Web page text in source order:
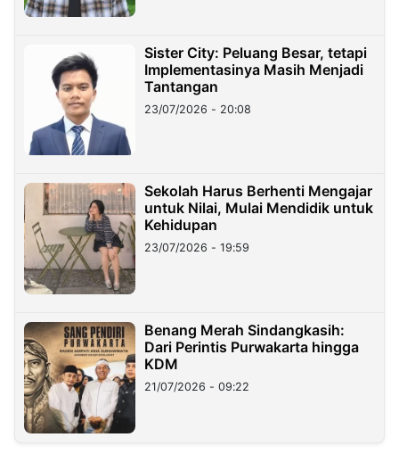
Sister City: Peluang Besar, tetapi
Implementasinya Masih Menjadi
Tantangan
23/07/2026 - 20:08
Sekolah Harus Berhenti Mengajar
untuk Nilai, Mulai Mendidik untuk
Kehidupan
23/07/2026 - 19:59
Benang Merah Sindangkasih:
Dari Perintis Purwakarta hingga
KDM
21/07/2026 - 09:22